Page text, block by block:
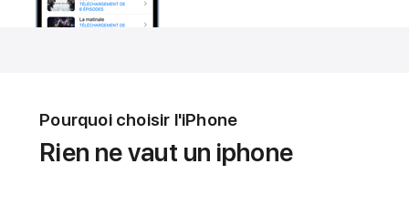
Pourquoi choisir l'iPhone
Rien ne vaut un iphone